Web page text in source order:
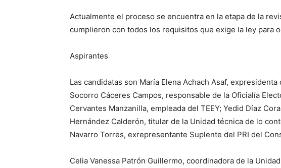
Actualmente el proceso se encuentra en la etapa de la
cumplieron con todos los requisitos que exige la ley para
Aspirantes
Las candidatas son María Elena Achach Asaf,
Socorro Cáceres Campos, responsable de la Oficialía
Cervantes Manzanilla, empleada del TEEY; Yedid Díaz
Hernández Calderón, titular de la Unidad técnica de lo
Navarro Torres, exrepresentante Suplente del PRI del
Celia Vanessa Patrón Guillermo, coordinadora de la